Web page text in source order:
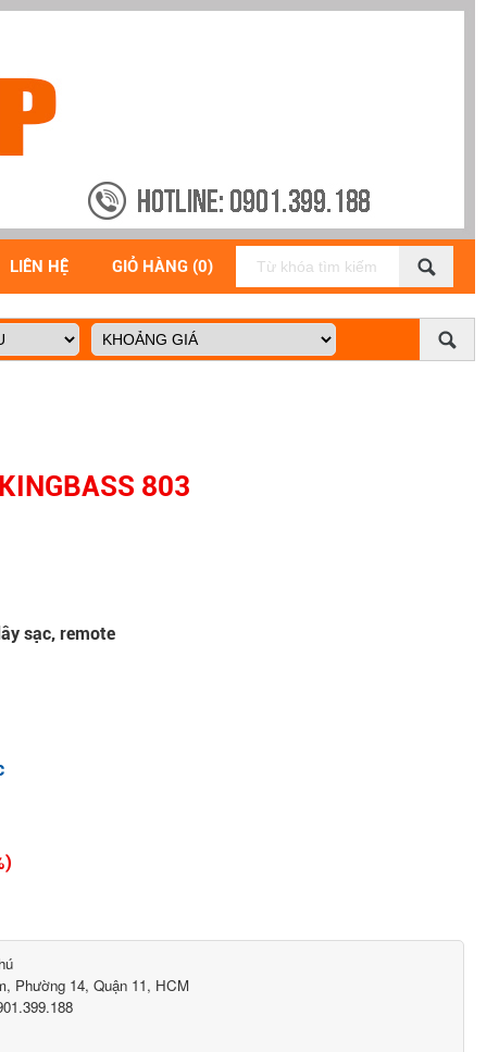
LIÊN HỆ GIỎ HÀNG (0)
803
sạc, remote
Phường 14, Quận 11, HCM